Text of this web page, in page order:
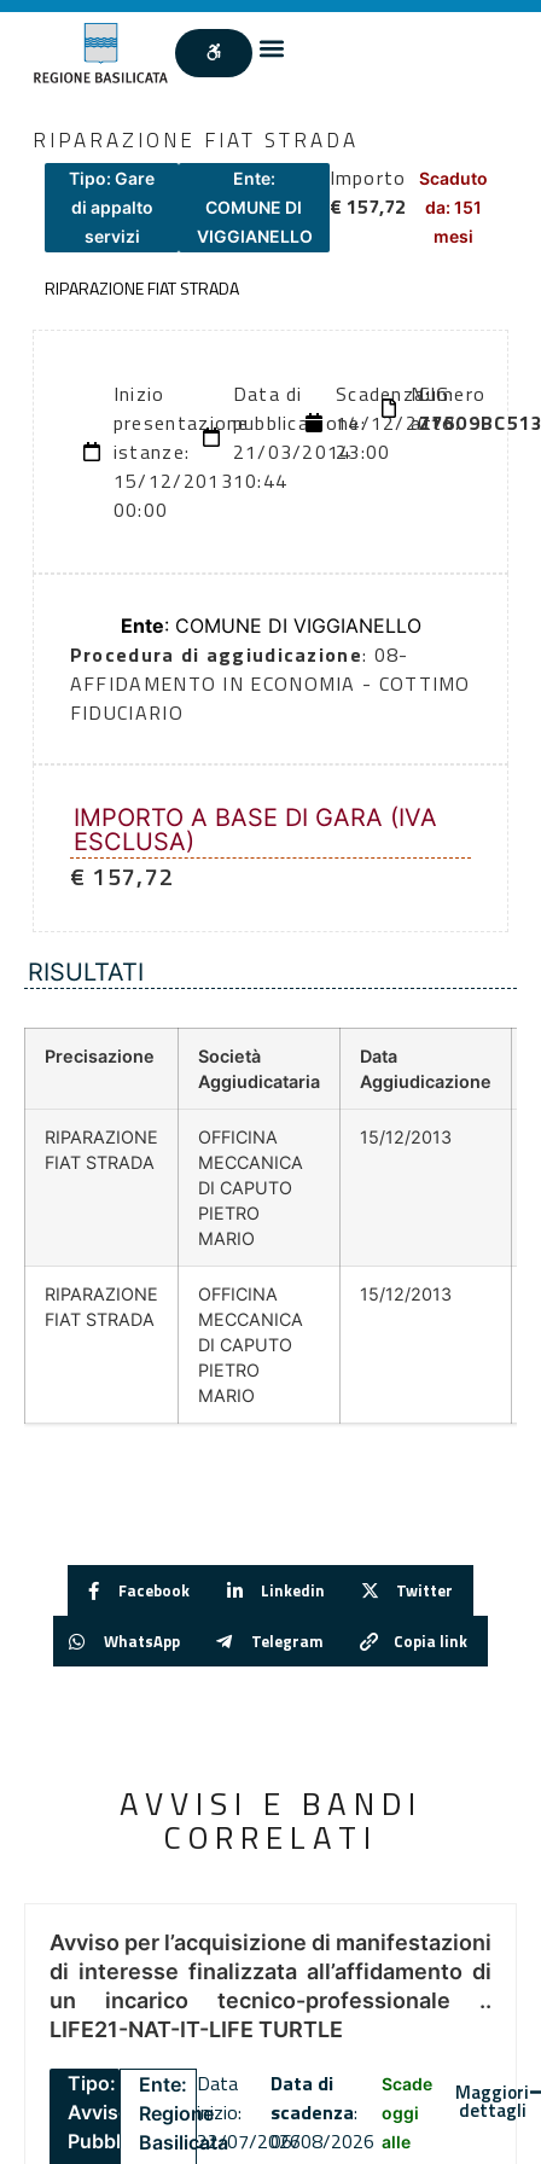
RIPARAZIONE FIAT STRADA
Tipo: Gare
di appalto
servizi
Ente:
COMUNE DI
VIGGIANELLO
Importo
€ 157,72
Scaduto
da: 151
mesi
RIPARAZIONE FIAT STRADA
Inizio
presentazione
istanze:
15/12/2013
00:00
Data di
pubblicazione:
21/03/2014
10:44
Scadenza:
14/12/2013
23:00
Numero
atto:
CIG:
Ente: COMUNE DI VIGGIANELLO
Procedura di aggiudicazione: 08-
AFFIDAMENTO IN ECONOMIA - COTTIMO
FIDUCIARIO
IMPORTO A BASE DI GARA (IVA
ESCLUSA)
€ 157,72
RISULTATI
Precisazione
Società
Aggiudicataria
Data
Aggiudicazione
RIPARAZIONE
FIAT STRADA
OFFICINA
MECCANICA
DI CAPUTO
PIETRO
MARIO
15/12/2013
RIPARAZIONE
FIAT STRADA
OFFICINA
MECCANICA
DI CAPUTO
PIETRO
MARIO
15/12/2013
Facebook Linkedin Twitter
WhatsApp Telegram Copia link
AVVISI E BANDI
CORRELATI
Avviso per l’acquisizione di manifestazioni
di interesse finalizzata all’affidamento di
un incarico tecnico-professionale ..
LIFE21-NAT-IT-LIFE TURTLE
Tipo:
Avviso
Pubblico
Ente:
Regione
Basilicata
Data
inizio:
22/07/2026
Data di
scadenza:
06/08/2026
Scade
oggi
alle
Maggiori
dettagli